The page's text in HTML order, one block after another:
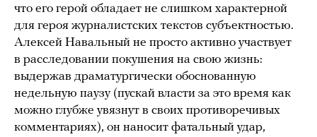
что его герой обладает не слишком характерной
для героя журналистских текстов субъектностью.
Алексей Навальный не просто активно участвует
в расследовании покушения на свою жизнь:
выдержав драматургически обоснованную
недельную паузу (пускай власти за это время как
можно глубже увязнут в своих противоречивых
комментариях), он наносит фатальный удар,